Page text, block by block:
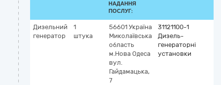
НАДАННЯ
ПОСЛУГ:
Дизельний
генератор
1
штука
56601 Україна
Миколаївська
область
м.Нова Одеса
вул.
Гайдамацька,
7
31121100-1
Дизель-
генераторні
установки